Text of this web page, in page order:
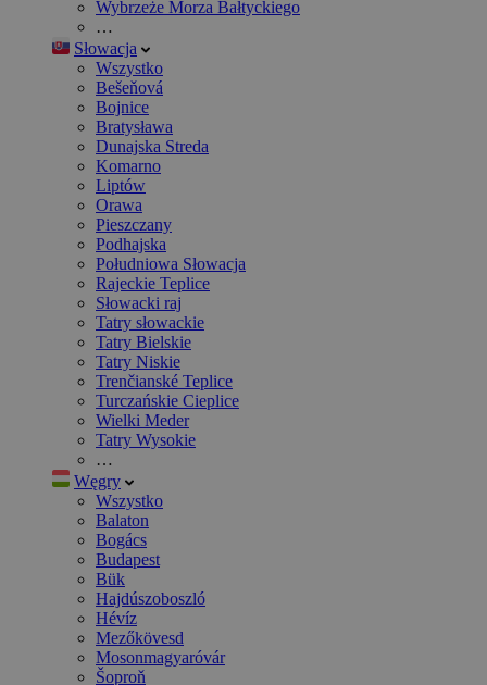
Wybrzeże Morza Bałtyckiego
…
Słowacja
Wszystko
Bešeňová
Bojnice
Bratysława
Dunajska Streda
Komarno
Liptów
Orawa
Pieszczany
Podhajska
Południowa Słowacja
Rajeckie Teplice
Słowacki raj
Tatry słowackie
Tatry Bielskie
Tatry Niskie
Trenčianské Teplice
Turczańskie Cieplice
Wielki Meder
Tatry Wysokie
…
Węgry
Wszystko
Balaton
Bogács
Budapest
Bük
Hajdúszoboszló
Hévíz
Mezőkövesd
Mosonmagyaróvár
Šoproň